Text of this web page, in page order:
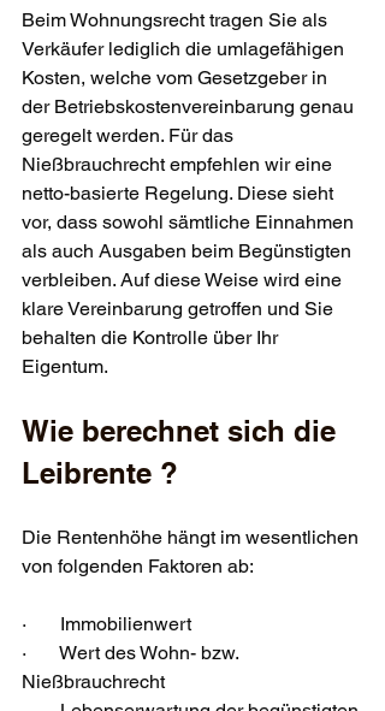
Beim Wohnungsrecht tragen Sie als
Verkäufer lediglich die umlagefähigen
Kosten, welche vom Gesetzgeber in
der Betriebskostenvereinbarung genau
geregelt werden. Für das
Nießbrauchrecht empfehlen wir eine
netto-basierte Regelung. Diese sieht
vor, dass sowohl sämtliche Einnahmen
als auch Ausgaben beim Begünstigten
verbleiben. Auf diese Weise wird eine
klare Vereinbarung getroffen und Sie
behalten die Kontrolle über Ihr
Eigentum.
Wie berechnet sich die
Leibrente ?
Die Rentenhöhe hängt im wesentlichen
von folgenden Faktoren ab:
· Immobilienwert
· Wert des Wohn- bzw.
Nießbrauchrecht